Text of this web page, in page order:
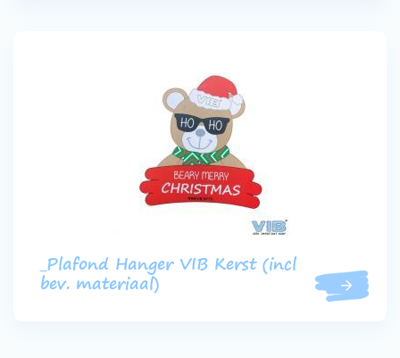
_Plafond Hanger VIB Kerst (incl
bev. materiaal)